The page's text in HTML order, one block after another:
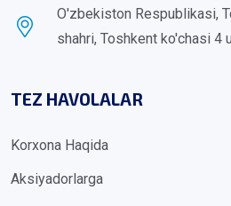
O'zbekiston Respublikasi,
shahri, Toshkent ko'chasi 4
TEZ HAVOLALAR
Korxona Haqida
Aksiyadorlarga